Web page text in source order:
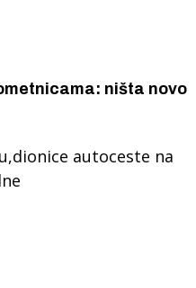
ništa novo